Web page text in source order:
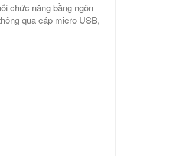
chức năng bằng ngôn
qua cáp micro USB,